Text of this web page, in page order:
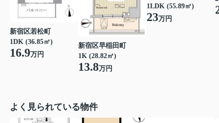
新宿区若松町
1DK (36.85㎡)
16.9万円
新宿区早稲田町
1K (28.82㎡)
13.8万円
1LDK (55.89㎡)
23万円
よく見られている物件